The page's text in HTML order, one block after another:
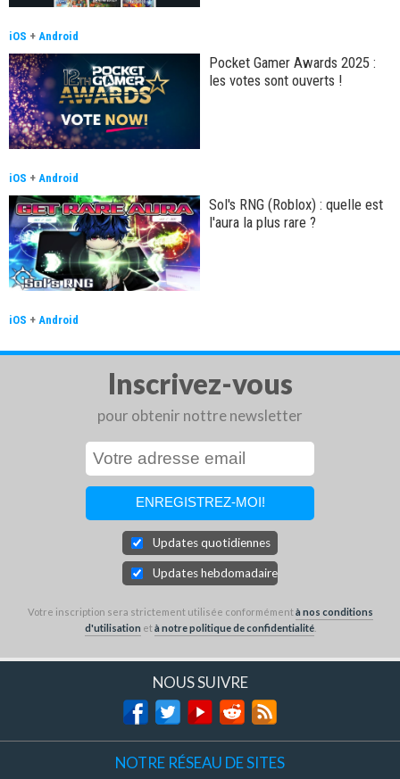
iOS + Android
Pocket Gamer Awards 2025 :
les votes sont ouverts !
iOS + Android
Sol's RNG (Roblox) : quelle est
l'aura la plus rare ?
iOS + Android
Inscrivez-vous
pour obtenir nottre newsletter
Updates quotidiennes
Updates hebdomadaires
Votre inscription sera strictement utilisée conformémentà nos conditions
d'utilisation età notre politique de confidentialité.
NOUS SUIVRE
NOTRE RÉSEAU DE SITES